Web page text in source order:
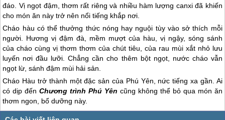
đáo. Vị ngọt đậm, thơm rất riêng và nhiều hàm lượng canxi đã khiến
cho món ăn này trở nên nổi tiếng khắp nơi.
Cháo hàu có thể thưởng thức nóng hay nguội tùy vào sở thích mỗi
người. Hương vị đậm đà, mềm mượt của hàu, vị ngậy, sóng sánh
của cháo cùng vị thơm thơm của chút tiêu, của rau mùi xắt nhỏ lưu
luyến nơi đầu lưỡi. Chẳng cần cho thêm bột ngọt, nước cháo vẫn
ngọt lừ, sánh đậm mùi hải sản.
Cháo Hàu trở thành một đặc sản của Phú Yên , nức tiếng xa gần. Ai
có dịp đếnChương trìnhPhú Yên cũng không thể bỏ qua món ăn
thơm ngon, bổ dưỡng này.